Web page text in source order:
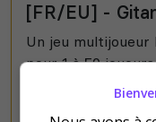
[FR/EU] -
Un jeu
pour 1 à 50
purgatoire